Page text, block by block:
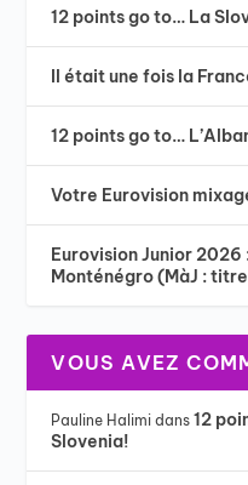
12 points go to… La
Il était une fois la
12 points go to…
Votre Eurovision
Eurovision Junior 2026
Monténégro (MàJ :
VOUS AVEZ
Pauline Halimi dans12
Slovenia!